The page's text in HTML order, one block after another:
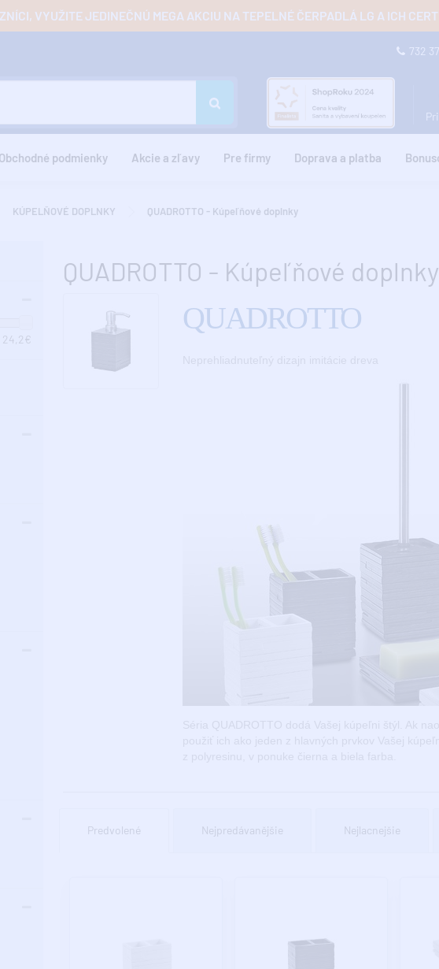
VYUŽITE JEDINEČNÚ MEGA AKCIU NA TEPELNÉ ČERPADLÁ LG A ICH
732
Obchodné podmienky Akcie a zľavy Pre firmy Doprava a platba
KÚPELŇOVÉ DOPLNKY QUADROTTO - Kúpeľňové doplnky
24,2€
QUADROTTO - Kúpeľňové doplnky
QUADROTTO
Predvolené Nejpredávanějšie Nejlacnejšie